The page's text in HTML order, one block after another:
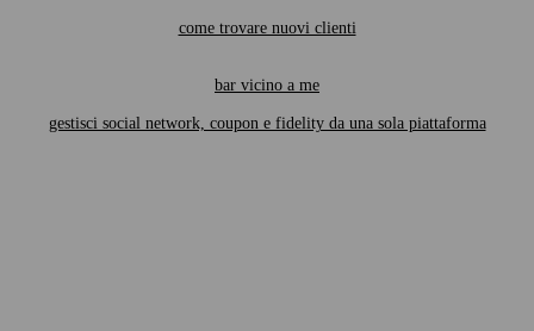
come trovare nuovi clienti
bar vicino a me
gestisci social network, coupon e fidelity da una sola piattaforma